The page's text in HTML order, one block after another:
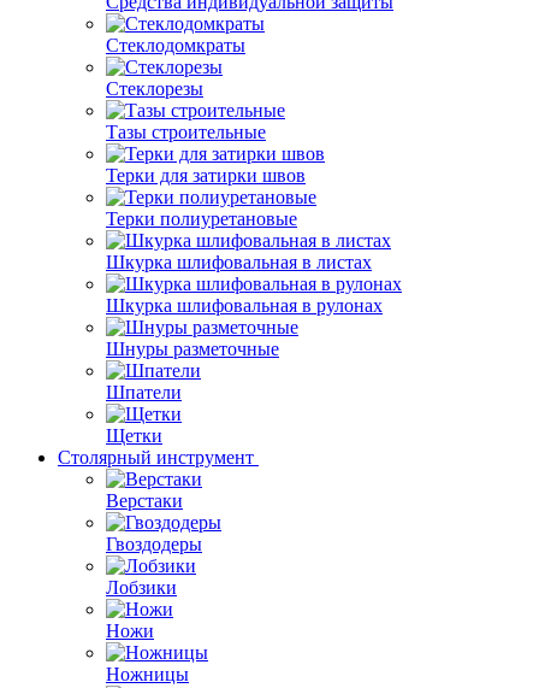
Стеклодомкраты
Стеклорезы
Тазы строительные
Терки для затирки швов
Терки полиуретановые
Шкурка шлифовальная в листах
Шкурка шлифовальная в рулонах
Шнуры разметочные
Шпатели
Щетки
Столярный инструмент
Верстаки
Гвоздодеры
Лобзики
Ножи
Ножницы